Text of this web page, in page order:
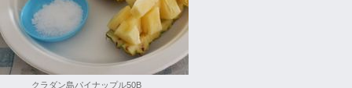
クラダン島パイナップル50B